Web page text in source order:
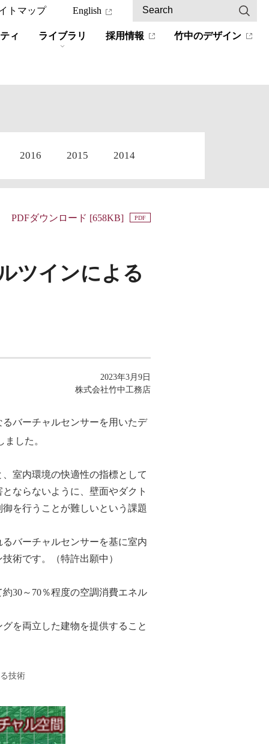
ィ ライブラリ 採用情報 竹中のデザイン
トマップ English
2016 2015 2014
PDFダウンロード [658KB] PDF
ツインによる
2023年3月9日
株式会社竹中工務店
バーチャルセンサーを用いたデ
した。
室内環境の快適性の指標として
ならないように、壁面やダクト
を行うことが難しいという課題
バーチャルセンサーを基に室内
術です。（特許出願中）
30～70％程度の空調消費エネル
を両立した建物を提供すること
技術